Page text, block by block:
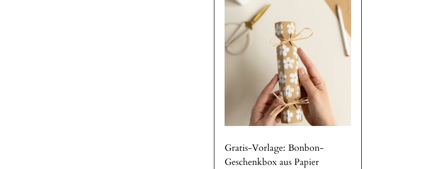
Gratis-Vorlage: Bonbon-
Geschenkbox aus Papier